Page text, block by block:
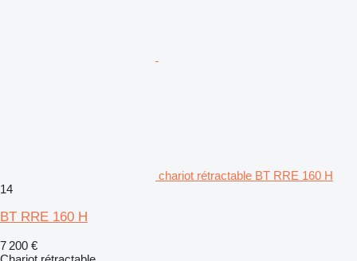
chariot rétractable BT RRE 160 H
14
BT RRE 160 H
7 200 €